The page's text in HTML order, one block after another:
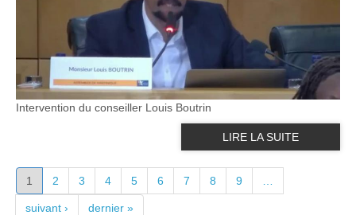
Intervention du conseiller Louis Boutrin
LIRE LA SUITE
PAGES
1 2 3 4 5 6 7 8 9
suivant › dernier »